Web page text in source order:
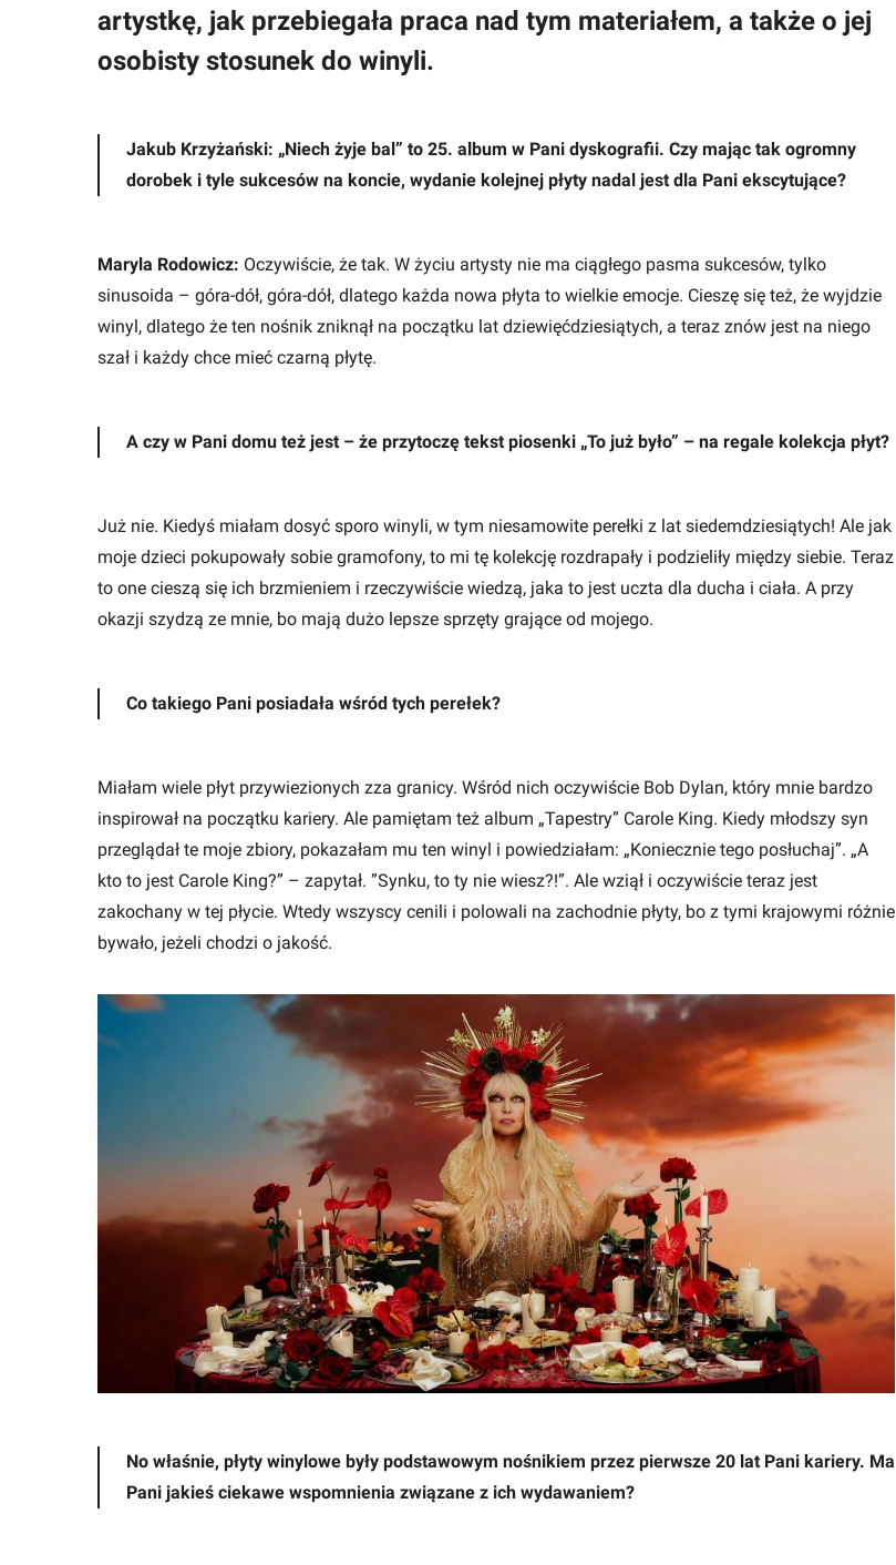
artystkę, jak przebiegała praca nad tym materiałem, a także o jej
osobisty stosunek do winyli.
Jakub Krzyżański: „Niech żyje bal” to 25. album w Pani dyskografii. Czy mając tak ogromny
dorobek i tyle sukcesów na koncie, wydanie kolejnej płyty nadal jest dla Pani ekscytujące?
Maryla Rodowicz: Oczywiście, że tak. W życiu artysty nie ma ciągłego pasma sukcesów, tylko
sinusoida – góra-dół, góra-dół, dlatego każda nowa płyta to wielkie emocje. Cieszę się też, że wyjdzie
winyl, dlatego że ten nośnik zniknął na początku lat dziewięćdziesiątych, a teraz znów jest na niego
szał i każdy chce mieć czarną płytę.
A czy w Pani domu też jest – że przytoczę tekst piosenki „To już było” – na regale kolekcja płyt?
Już nie. Kiedyś miałam dosyć sporo winyli, w tym niesamowite perełki z lat siedemdziesiątych! Ale jak
moje dzieci pokupowały sobie gramofony, to mi tę kolekcję rozdrapały i podzieliły między siebie. Teraz
to one cieszą się ich brzmieniem i rzeczywiście wiedzą, jaka to jest uczta dla ducha i ciała. A przy
okazji szydzą ze mnie, bo mają dużo lepsze sprzęty grające od mojego.
Co takiego Pani posiadała wśród tych perełek?
Miałam wiele płyt przywiezionych zza granicy. Wśród nich oczywiście Bob Dylan, który mnie bardzo
inspirował na początku kariery. Ale pamiętam też album „Tapestry” Carole King. Kiedy młodszy syn
przeglądał te moje zbiory, pokazałam mu ten winyl i powiedziałam: „Koniecznie tego posłuchaj”. „A
kto to jest Carole King?” – zapytał. ”Synku, to ty nie wiesz?!”. Ale wziął i oczywiście teraz jest
zakochany w tej płycie. Wtedy wszyscy cenili i polowali na zachodnie płyty, bo z tymi krajowymi różnie
bywało, jeżeli chodzi o jakość.
No właśnie, płyty winylowe były podstawowym nośnikiem przez pierwsze 20 lat Pani kariery. Ma
Pani jakieś ciekawe wspomnienia związane z ich wydawaniem?